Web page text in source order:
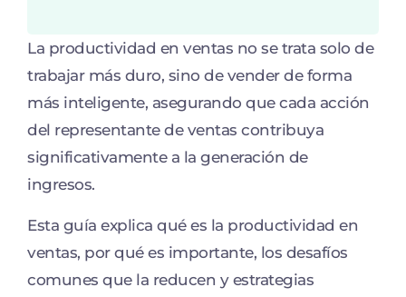
La productividad en ventas no se trata solo de
trabajar más duro, sino de vender de forma
más inteligente, asegurando que cada acción
del representante de ventas contribuya
significativamente a la generación de
ingresos.
Esta guía explica qué es la productividad en
ventas, por qué es importante, los desafíos
comunes que la reducen y estrategias